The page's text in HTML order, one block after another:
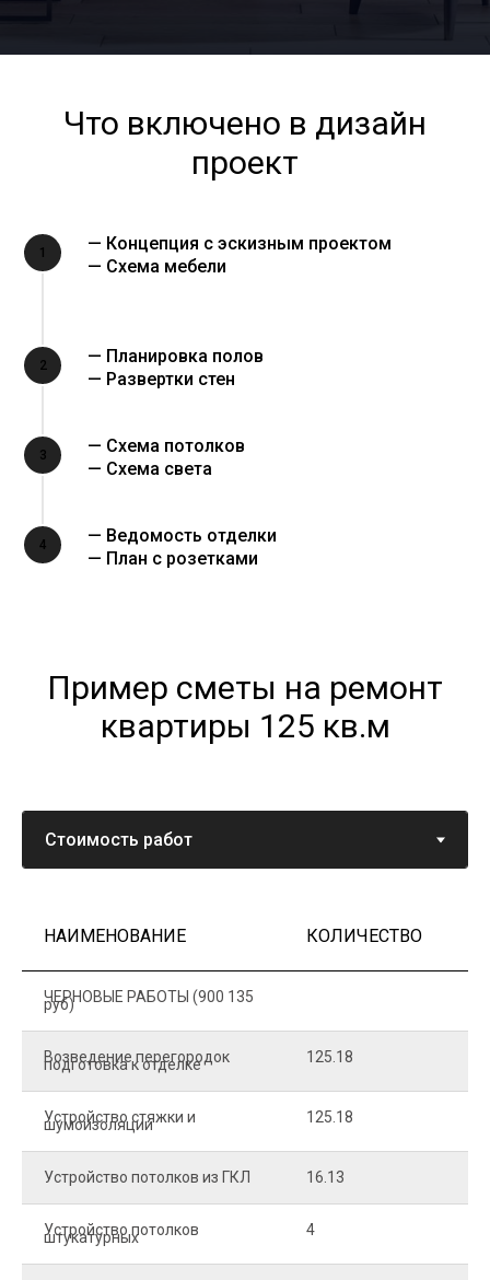
Что включено в дизайн
проект
1
— Концепция с эскизным проектом
— Схема мебели
2
— Планировка полов
— Развертки стен
3
— Схема потолков
— Схема света
4
— Ведомость отделки
— План с розетками
Пример сметы на ремонт
квартиры 125 кв.м
НАИМЕНОВАНИЕ КОЛИЧЕСТВО
ЧЕРНОВЫЕ РАБОТЫ (900 135
руб)
Возведение перегородок
подготовка к отделке 125.18
Устройство стяжки и
шумоизоляции 125.18
Устройство потолков из ГКЛ 16.13
Устройство потолков
штукатурных 4